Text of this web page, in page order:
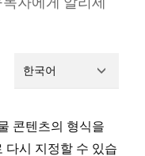
자에게 알리세
한국어
콘텐츠의 형식을
다시 지정할 수 있습